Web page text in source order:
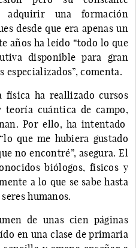
una formación
desde que era apenas un
años ha leído “todo lo que
disponible para gran
especializados”, comenta.
física ha reallizado cursos
cuántica de campo,
Por ello, ha intentado
que me hubiera gustado
no encontré”, asegura. El
biólogos, físicos y
a lo que se sabe hasta
humanos.
de unas cien páginas
en una clase de primaria